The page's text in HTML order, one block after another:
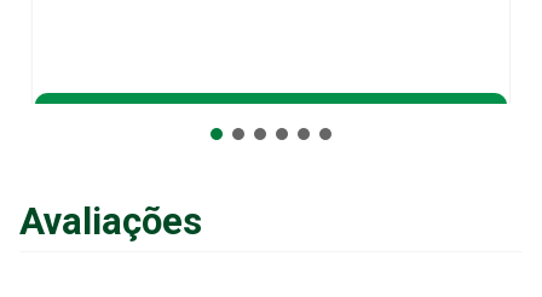
Avaliações